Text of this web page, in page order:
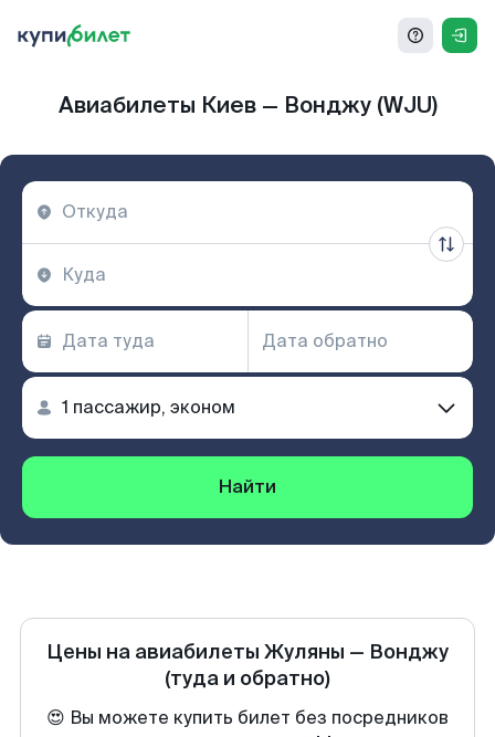
Авиабилеты Киев — Вонджу (WJU)
Найти
Цены на авиабилеты Жуляны — Вонджу
(туда и обратно)
😍 Вы можете купить билет без посредников